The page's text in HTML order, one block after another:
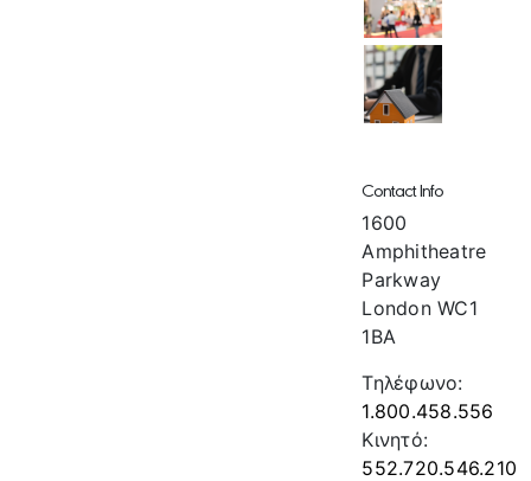
Contact Info
1600
Amphitheatre
Parkway
London WC1
1BA
Τηλέφωνο:
1.800.458.556
Κινητό:
552.720.546.210